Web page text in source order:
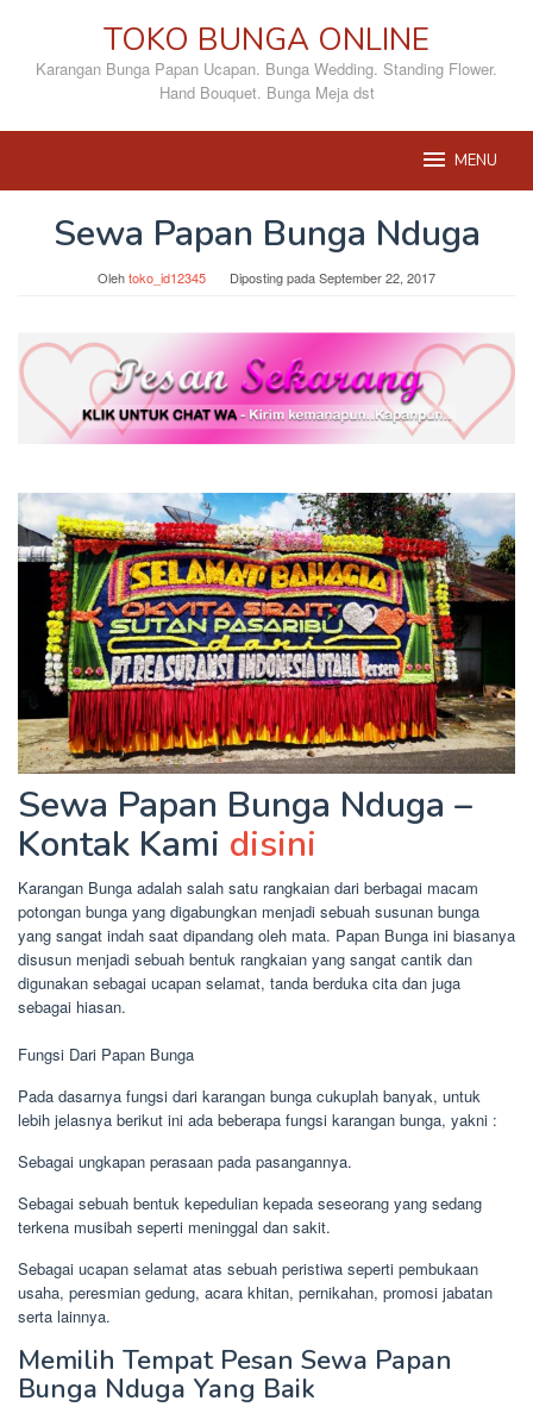
konten
TOKO BUNGA ONLINE
Karangan Bunga Papan Ucapan. Bunga Wedding. Standing Flower.
Hand Bouquet. Bunga Meja dst
MENU
Sewa Papan Bunga Nduga
Olehtoko_id12345 Diposting padaSeptember 22, 2017
Sewa Papan Bunga Nduga –
Kontak Kami disini
Karangan Bunga adalah salah satu rangkaian dari berbagai macam
potongan bunga yang digabungkan menjadi sebuah susunan bunga
yang sangat indah saat dipandang oleh mata. Papan Bunga ini biasanya
disusun menjadi sebuah bentuk rangkaian yang sangat cantik dan
digunakan sebagai ucapan selamat, tanda berduka cita dan juga
sebagai hiasan.
Fungsi Dari Papan Bunga
Pada dasarnya fungsi dari karangan bunga cukuplah banyak, untuk
lebih jelasnya berikut ini ada beberapa fungsi karangan bunga, yakni :
Sebagai ungkapan perasaan pada pasangannya.
Sebagai sebuah bentuk kepedulian kepada seseorang yang sedang
terkena musibah seperti meninggal dan sakit.
Sebagai ucapan selamat atas sebuah peristiwa seperti pembukaan
usaha, peresmian gedung, acara khitan, pernikahan, promosi jabatan
serta lainnya.
Memilih Tempat Pesan Sewa Papan
Bunga Nduga Yang Baik